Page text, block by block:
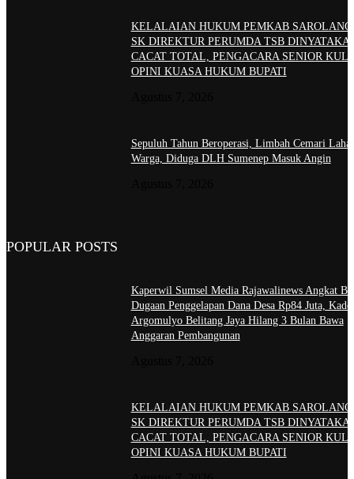
KELALAIAN HUKUM PEMKAB
SK DIREKTUR PERUMDA TSB
CACAT TOTAL, PENGACARA SENIOR
OPINI KUASA HUKUM BUPATI
Sepuluh Tahun Beroperasi, Limbah Cemari
Warga, Diduga DLH Sumenep Masuk Angin
POPULAR POSTS
Kaperwil Sumsel Media Rajawalinews Angkat
Dugaan Penggelapan Dana Desa Rp84 Juta,
Argomulyo Belitang Jaya Hilang 3 Bulan Bawa
Anggaran Pembangunan
KELALAIAN HUKUM PEMKAB
SK DIREKTUR PERUMDA TSB
CACAT TOTAL, PENGACARA SENIOR
OPINI KUASA HUKUM BUPATI